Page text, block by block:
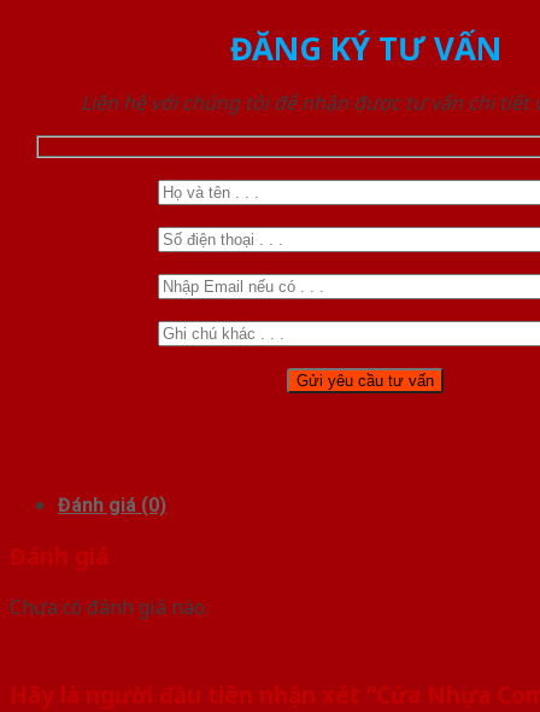
ĐĂNG KÝ TƯ VẤN
Liên hệ với chúng tôi để nhận được tư vấn chi tiết
Đánh giá (0)
Đánh giá
Chưa có đánh giá nào.
Hãy là người đầu tiên nhận xét “Cửa Nhựa